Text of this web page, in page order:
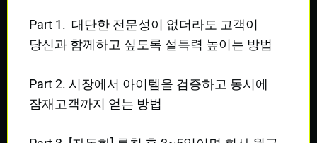
Part 1. 대단한 전문성이 없더라도 고객이
당신과 함께하고 싶도록 설득력 높이는 방법
Part 2. 시장에서 아이템을 검증하고 동시에
잠재고객까지 얻는 방법